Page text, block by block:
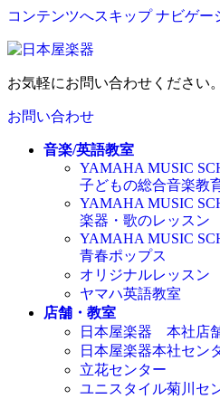
コンテンツへスキップ ナビゲー
お気軽にお問い合わせください。
お問い合わせ
音楽/英語教室
YAMAHA MUSIC
子どもの総合音楽教
YAMAHA MUSIC
楽器・歌のレッスン
YAMAHA MUSIC
青春ポップス
オリジナルレッスン
ヤマハ英語教室
店舗・教室
日本屋楽器 本社店
日本屋楽器本社セン
立花センター
ユニスタイル菊川セ